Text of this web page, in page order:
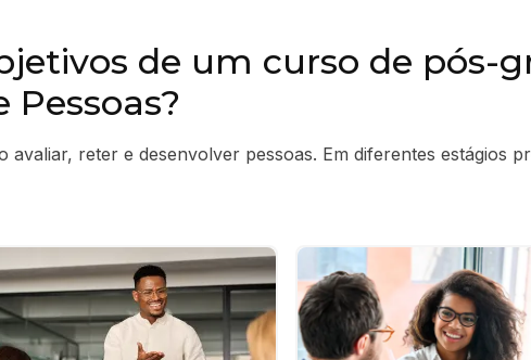
de um curso de pós-
reter e desenvolver pessoas. Em diferentes estágios